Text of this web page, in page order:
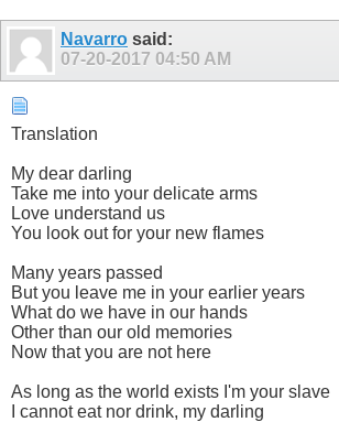
Navarro said:
07-20-2017 04:50 AM
Translation
My dear darling
Take me into your delicate arms
Love understand us
You look out for your new flames
Many years passed
But you leave me in your earlier years
What do we have in our hands
Other than our old memories
Now that you are not here
As long as the world exists I'm your slave
I cannot eat nor drink, my darling